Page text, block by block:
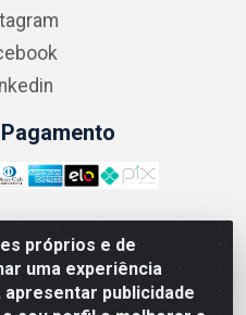
próprios e de
uma experiência
publicidade
LTDA - CNPJ:
Lobo Júnior, 1045 -
- RJ - CEP 21020-124